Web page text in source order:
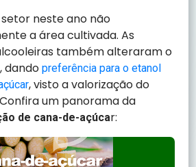
neste ano não
a área cultivada. As
também alteraram o
dandopreferência para o etanol
, visto a valorização do
um panorama da
de cana-de-açúcar: